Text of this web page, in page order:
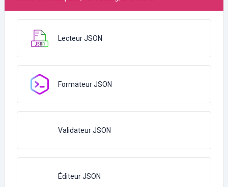
Lecteur JSON
Formateur JSON
Validateur JSON
Éditeur JSON